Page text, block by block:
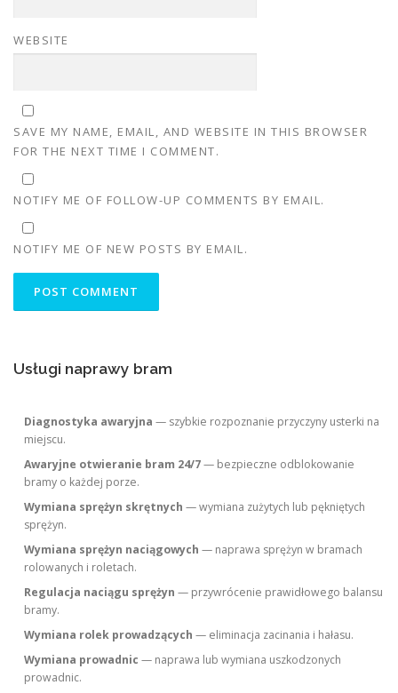
WEBSITE
SAVE MY NAME, EMAIL, AND WEBSITE IN THIS BROWSER
FOR THE NEXT TIME I COMMENT.
NOTIFY ME OF FOLLOW-UP COMMENTS BY EMAIL.
NOTIFY ME OF NEW POSTS BY EMAIL.
Usługi naprawy bram
Diagnostyka awaryjna — szybkie rozpoznanie przyczyny usterki na
miejscu.
Awaryjne otwieranie bram 24/7— bezpieczne odblokowanie
bramy o każdej porze.
Wymiana sprężyn skrętnych — wymiana zużytych lub pękniętych
sprężyn.
Wymiana sprężyn naciągowych — naprawa sprężyn w bramach
rolowanych i roletach.
Regulacja naciągu sprężyn — przywrócenie prawidłowego balansu
bramy.
Wymiana rolek prowadzących — eliminacja zacinania i hałasu.
Wymiana prowadnic — naprawa lub wymiana uszkodzonych
prowadnic.